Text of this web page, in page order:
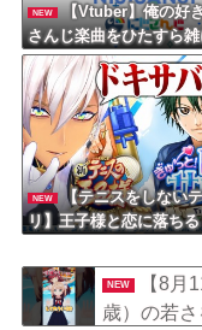
NEW
【Vtuber】俺の好
さんじ楽曲をひたすら
する
NEW
【テニスをしない
リ】王子様と恋に落ち
NEW
【8月
歳）の若